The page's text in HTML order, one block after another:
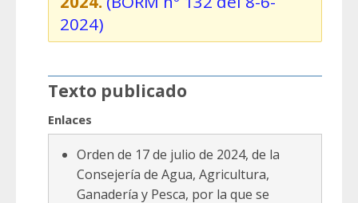
2024)
Texto publicado
Enlaces
Orden de 17 de julio de 2024, de la
Consejería de Agua, Agricultura,
Ganadería y Pesca, por la que se